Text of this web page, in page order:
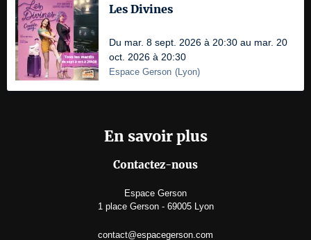
Les Divines
Du mar. 8 sept. 2026 à 20:30 au mar. 20
oct. 2026 à 20:30
Espace Gerson (Lyon)
En savoir plus
Contactez-nous
Espace Gerson
1 place Gerson - 69005 Lyon
contact@espacegerson.com